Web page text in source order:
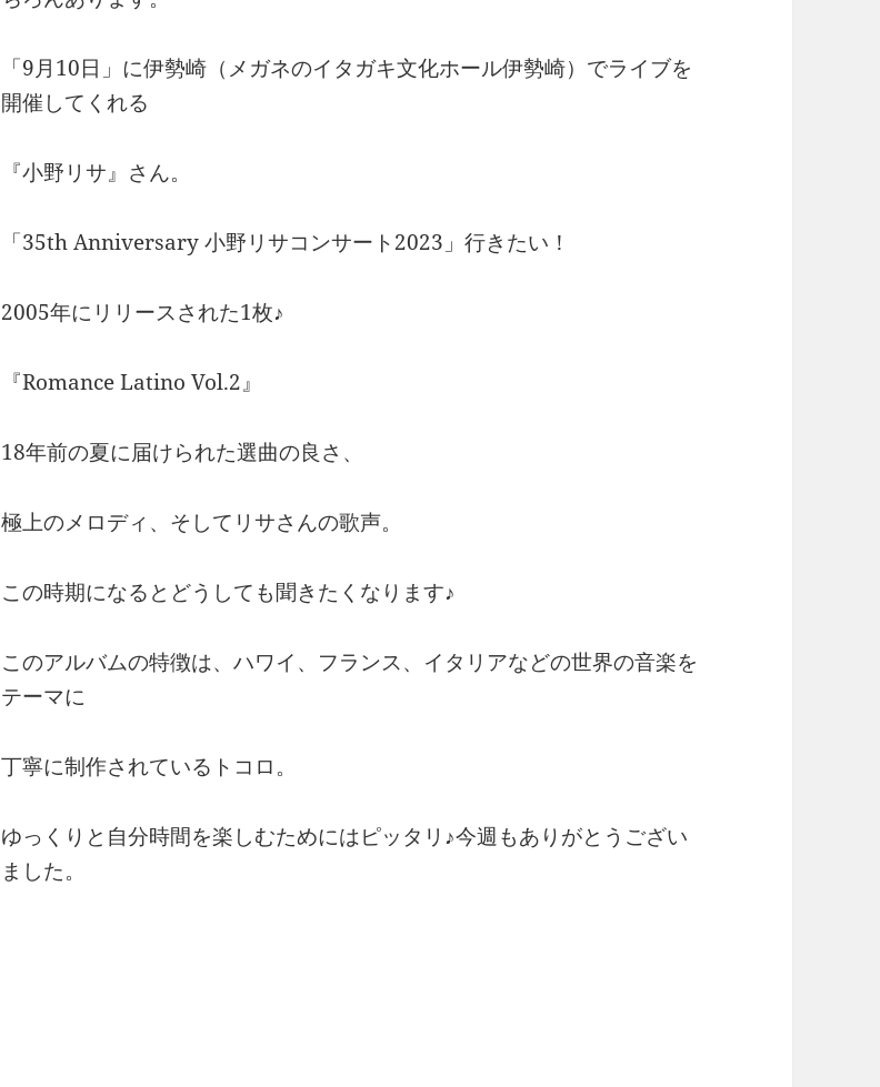
「9月10日」に伊勢崎（メガネのイタガキ文化ホール伊勢崎）でライブを
開催してくれる
『小野リサ』さん。
「35th Anniversary 小野リサコンサート2023」行きたい！
2005年にリリースされた1枚♪
『Romance Latino Vol.2』
18年前の夏に届けられた選曲の良さ、
極上のメロディ、そしてリサさんの歌声。
この時期になるとどうしても聞きたくなります♪
このアルバムの特徴は、ハワイ、フランス、イタリアなどの世界の音楽を
テーマに
丁寧に制作されているトコロ。
ゆっくりと自分時間を楽しむためにはピッタリ♪今週もありがとうござい
ました。